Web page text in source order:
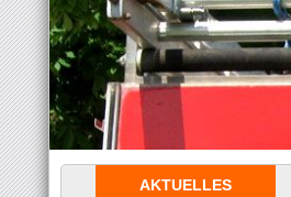
Navigation
überspringenAKTUELLES